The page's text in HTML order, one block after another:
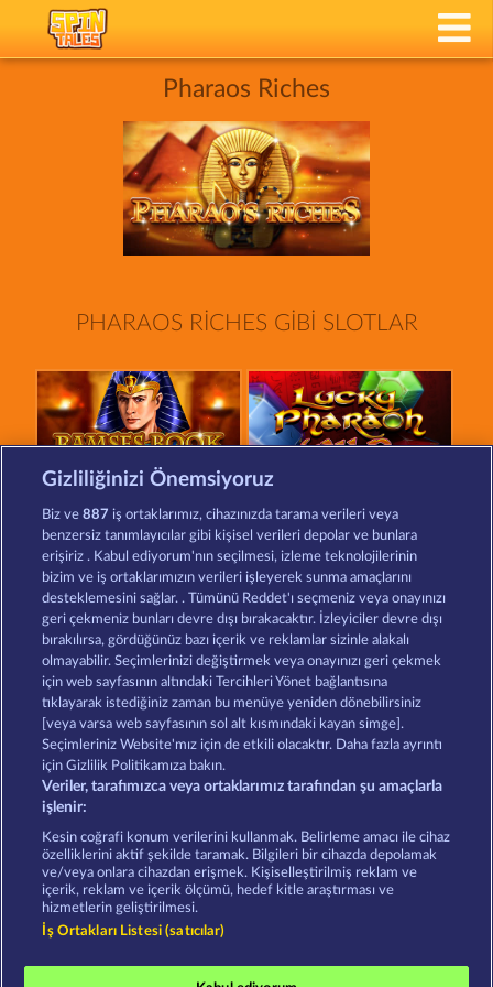
Pharaos Riches
PHARAOS RICHES GIBI SLOTLAR
Cleopatra's Crown Jack Potter and the Book of Teos
Hüküm ve Koşullar Gizlilik Beyanı Künye
Şirket SSS Ortaklık programı Facebook
İptal talebini gönder
Sosyal casino oyunları sadece eğlence amaçlıdır ve
Gizliliğinizi Önemsiyoruz
Biz ve887 iş ortaklarımız, cihazınızda tarama verileri veya
benzersiz tanımlayıcılar gibi kişisel verileri depolar ve bunlara
erişiriz . Kabul ediyorum'nın seçilmesi, izleme teknolojilerinin
bizim ve iş ortaklarımızın verileri işleyerek sunma amaçlarını
desteklemesini sağlar. . Tümünü Reddet'ı seçmeniz veya onayınızı
geri çekmeniz bunları devre dışı bırakacaktır. İzleyiciler devre dışı
bırakılırsa, gördüğünüz bazı içerik ve reklamlar sizinle alakalı
olmayabilir. Seçimlerinizi değiştirmek veya onayınızı geri çekmek
için web sayfasının altındaki Tercihleri Yönet bağlantısına
tıklayarak istediğiniz zaman bu menüye yeniden dönebilirsiniz
[veya varsa web sayfasının sol alt kısmındaki kayan simge].
Seçimleriniz Website'mız için de etkili olacaktır. Daha fazla ayrıntı
için Gizlilik Politikamıza bakın.
Veriler, tarafımızca veya ortaklarımız tarafından şu amaçlarla
işlenir:
Kesin coğrafi konum verilerini kullanmak. Belirleme amacı ile cihaz
özelliklerini aktif şekilde taramak. Bilgileri bir cihazda depolamak
ve/veya onlara cihazdan erişmek. Kişiselleştirilmiş reklam ve
içerik, reklam ve içerik ölçümü, hedef kitle araştırması ve
hizmetlerin geliştirilmesi.
İş Ortakları Listesi (satıcılar)